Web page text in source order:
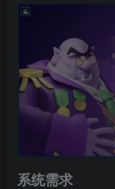
系统需求